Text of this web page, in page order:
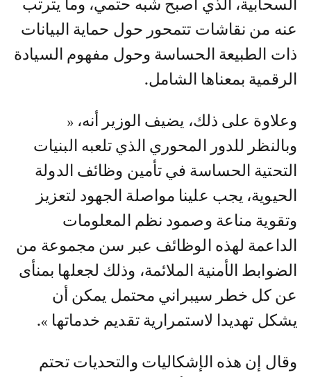
السحابية، الذي أصبح شبه حتمي، وما يترتب
عنه من نقاشات تتمحور حول حماية البيانات
ذات الطبيعة الحساسة وحول مفهوم السيادة
الرقمية بمعناها الشامل.
وعلاوة على ذلك، يضيف الوزير أنه، «
وبالنظر للدور المحوري الذي تلعبه البنيات
التحتية الحساسة في تأمين وظائف الدولة
الحيوية، يجب علينا مواصلة الجهود لتعزيز
وتقوية مناعة وصمود نظم المعلومات
الداعمة لهذه الوظائف عبر سن مجموعة من
الضوابط الأمنية الملائمة، وذلك لجعلها بمنأى
عن كل خطر سيبراني محتمل يمكن أن
يشكل تهديدا لاستمرارية تقديم خدماتها ».
وقال إن هذه الإشكاليات والتحديات تحتم